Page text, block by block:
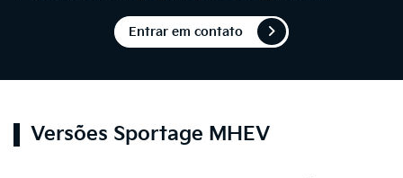
Entrar em contato
Versões Sportage MHEV